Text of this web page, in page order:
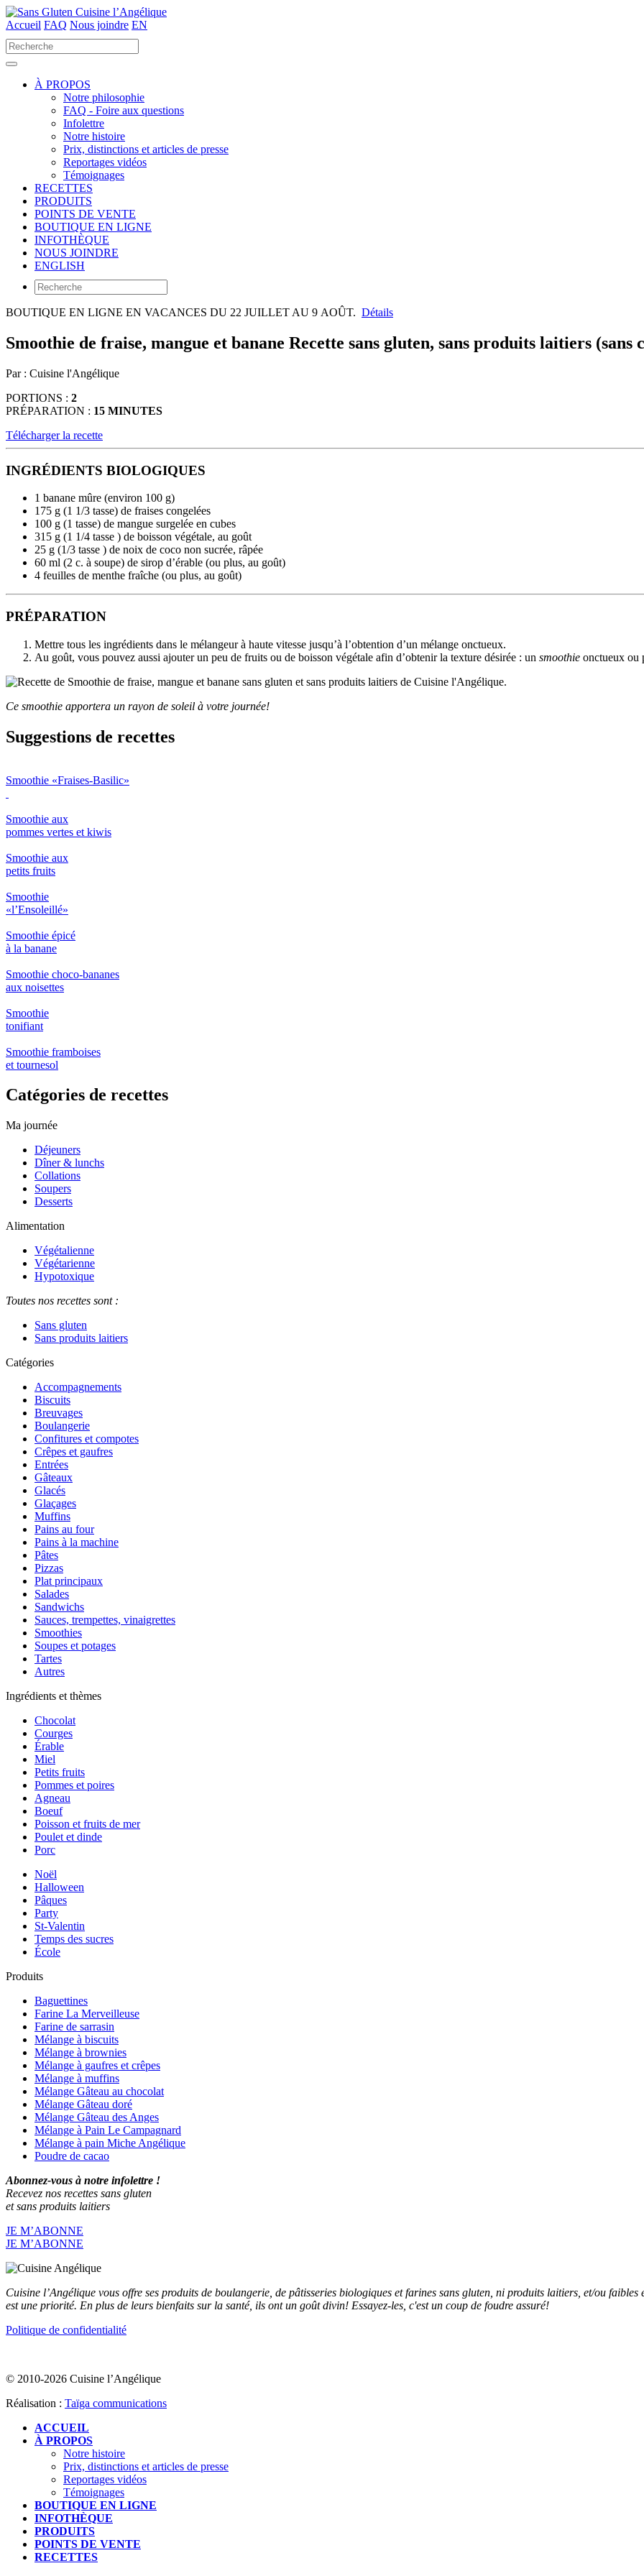
Accueil FAQ Nous joindre EN
pour
résultat
recherche
sélectionné.
Les
tactiles
gestes
toucher
et
glisser.
À PROPOS
Notre philosophie
FAQ - Foire aux questions
Infolettre
Notre histoire
Prix, distinctions et articles de presse
Reportages vidéos
Témoignages
RECETTES
PRODUITS
POINTS DE VENTE
BOUTIQUE EN LIGNE
INFOTHÈQUE
NOUS JOINDRE
ENGLISH
BOUTIQUE EN LIGNE EN VACANCES DU 22 JUILLET AU 9 AOÛT. Détails
Smoothie de fraise, mangue et banane Recette sans gluten, sans produits laitiers (sans
Par : Cuisine l'Angélique
PORTIONS : 2
PRÉPARATION : 15 MINUTES
Télécharger la recette
INGRÉDIENTS BIOLOGIQUES
1 banane mûre (environ 100 g)
175 g (1 1/3 tasse) de fraises congelées
100 g (1 tasse) de mangue surgelée en cubes
315 g (1 1/4 tasse ) de boisson végétale, au goût
25 g (1/3 tasse ) de noix de coco non sucrée, râpée
60 ml (2 c. à soupe) de sirop d’érable (ou plus, au goût)
4 feuilles de menthe fraîche (ou plus, au goût)
PRÉPARATION
Mettre tous les ingrédients dans le mélangeur à haute vitesse jusqu’à l’obtention d’un mélange onctueux.
Au goût, vous pouvez aussi ajouter un peu de fruits ou de boisson végétale afin d’obtenir la texture désirée : un smoothie onctueux ou
Ce smoothie apportera un rayon de soleil à votre journée!
Suggestions de recettes
Smoothie «Fraises-Basilic»
Smoothie aux
pommes vertes et kiwis
Smoothie aux
petits fruits
Smoothie
«l’Ensoleillé»
Smoothie épicé
à la banane
Smoothie choco-bananes
aux noisettes
Smoothie
tonifiant
Smoothie framboises
et tournesol
Catégories de recettes
Ma journée
Déjeuners
Dîner & lunchs
Collations
Soupers
Desserts
Alimentation
Végétalienne
Végétarienne
Hypotoxique
Toutes nos recettes sont :
Sans gluten
Sans produits laitiers
Catégories
Accompagnements
Biscuits
Breuvages
Boulangerie
Confitures et compotes
Crêpes et gaufres
Entrées
Gâteaux
Glacés
Glaçages
Muffins
Pains au four
Pains à la machine
Pâtes
Pizzas
Plat principaux
Salades
Sandwichs
Sauces, trempettes, vinaigrettes
Smoothies
Soupes et potages
Tartes
Autres
Ingrédients et thèmes
Chocolat
Courges
Érable
Miel
Petits fruits
Pommes et poires
Agneau
Boeuf
Poisson et fruits de mer
Poulet et dinde
Porc
Noël
Halloween
Pâques
Party
St-Valentin
Temps des sucres
École
Produits
Baguettines
Farine La Merveilleuse
Farine de sarrasin
Mélange à biscuits
Mélange à brownies
Mélange à gaufres et crêpes
Mélange à muffins
Mélange Gâteau au chocolat
Mélange Gâteau doré
Mélange Gâteau des Anges
Mélange à Pain Le Campagnard
Mélange à pain Miche Angélique
Poudre de cacao
Abonnez-vous à notre infolettre !
Recevez nos recettes sans gluten
et sans produits laitiers
JE M’ABONNE
JE M’ABONNE
Cuisine l’Angélique vous offre ses produits de boulangerie, de pâtisseries biologiques et farines sans gluten, ni produits laitiers, et/ou
est une priorité. En plus de leurs bienfaits sur la santé, ils ont un goût divin! Essayez-les, c'est un coup de foudre assuré!
Politique de confidentialité
© 2010-2026 Cuisine l’Angélique
Réalisation : Taïga communications
ACCUEIL
À PROPOS
Notre histoire
Prix, distinctions et articles de presse
Reportages vidéos
Témoignages
BOUTIQUE EN LIGNE
INFOTHÈQUE
PRODUITS
POINTS DE VENTE
RECETTES